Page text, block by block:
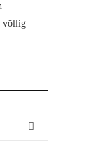
völlig